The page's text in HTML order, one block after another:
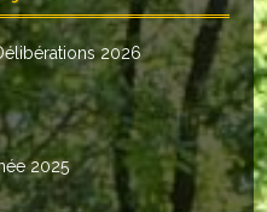
2026
2025